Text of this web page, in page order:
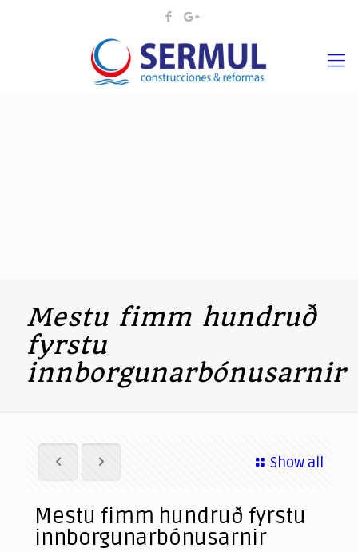
Mestu fimm hundruð
fyrstu
innborgunarbónusarnir
Show all
Mestu fimm hundruð fyrstu
innborgunarbónusarnir